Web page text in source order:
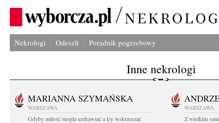
Nekrologi Odeszli Poradnik pogrzebowy
Inne nekrologi
MARIANNA SZYMAŃSKA
WARSZAWA
Gdyby miłość mogła uzdrawiać a łzy wskrzeszać
WARSZAWA
Z wielkim